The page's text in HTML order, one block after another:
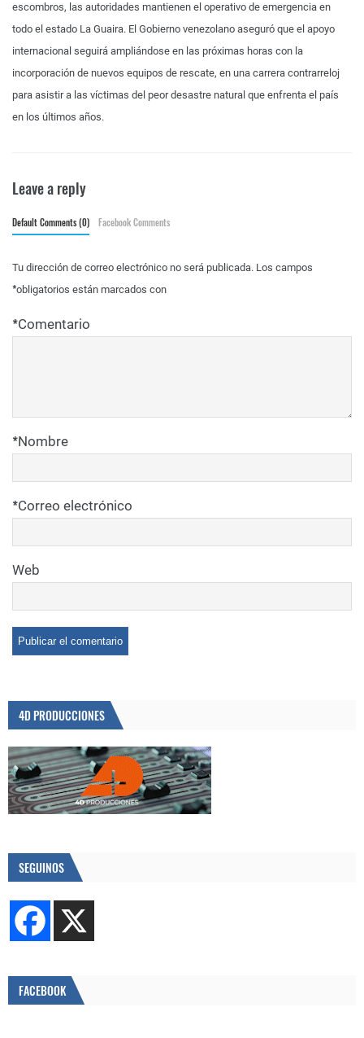
escombros, las autoridades mantienen el operativo de emergencia en
todo el estado La Guaira. El Gobierno venezolano aseguró que el apoyo
internacional seguirá ampliándose en las próximas horas con la
incorporación de nuevos equipos de rescate, en una carrera contrarreloj
para asistir a las víctimas del peor desastre natural que enfrenta el país
en los últimos años.
Leave a reply
Default Comments (0) Facebook Comments
Tu dirección de correo electrónico no será publicada. Los campos
obligatorios están marcados con
*
Comentario
*
Nombre
*
Correo electrónico
*
Web
4D PRODUCCIONES
SEGUINOS
FACEBOOK